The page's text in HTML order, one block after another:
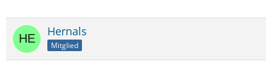
Hernals
Mitglied